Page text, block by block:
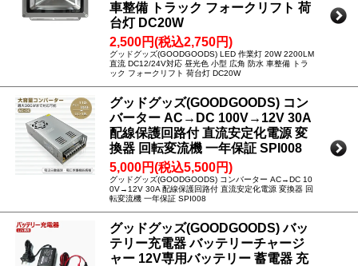
車整備 トラック フォークリフト 荷
台灯 DC20W
2,500円(税込2,750円)
グッドグッズ(GOODGOODS) LED 作業灯 20W 2200LM
直流 DC12/24V対応 昼光色 小型 広角 防水 車整備 トラ
ック フォークリフト 荷台灯 DC20W
グッドグッズ(GOODGOODS) コン
バーター AC→DC 100V→12V 30A
配線保護回路付 直流安定化電源 変
換器 回転変流機 一年保証 SPI008
5,000円(税込5,500円)
グッドグッズ(GOODGOODS) コンバーター AC→DC 10
0V→12V 30A 配線保護回路付 直流安定化電源 変換器 回
転変流機 一年保証 SPI008
グッドグッズ(GOODGOODS) バッ
テリー充電器 バッテリーチャージ
ャー 12V専用バッテリー 蓄電器 充